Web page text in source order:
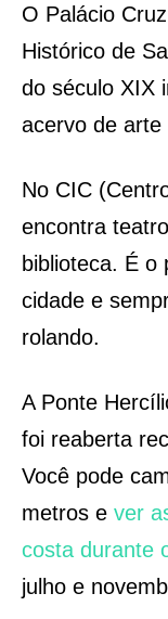
O Palácio
Histórico de
do século XIX
acervo de arte
No CIC
encontra
biblioteca. É o
cidade e
rolando.
A Ponte
foi reaberta
Você pode
metros e ver
costa durante
julho e